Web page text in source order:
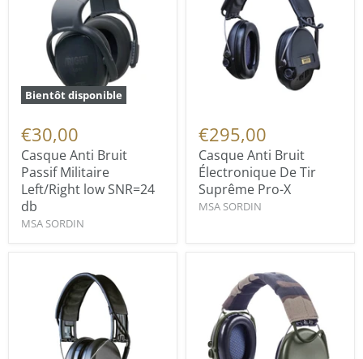
Bientôt disponible
€30,00
Casque Anti Bruit
Passif Militaire
Left/Right low SNR=24
db
MSA SORDIN
€295,00
Casque Anti Bruit
Électronique De Tir
Suprême Pro-X
MSA SORDIN